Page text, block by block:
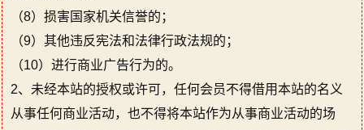
（8）损害国家机关信誉的；
（9）其他违反宪法和法律行政法规的；
（10）进行商业广告行为的。
2、未经本站的授权或许可，任何会员不得借用本站的名义
从事任何商业活动，也不得将本站作为从事商业活动的场